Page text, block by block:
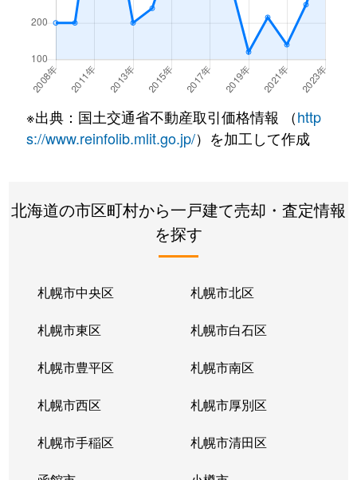
※出典：国土交通省不動産取引価格情報 （http
s://www.reinfolib.mlit.go.jp/）を加工して作成
北海道の市区町村から一戸建て売却・査定情報
を探す
札幌市中央区 札幌市北区
札幌市東区 札幌市白石区
札幌市豊平区 札幌市南区
札幌市西区 札幌市厚別区
札幌市手稲区 札幌市清田区